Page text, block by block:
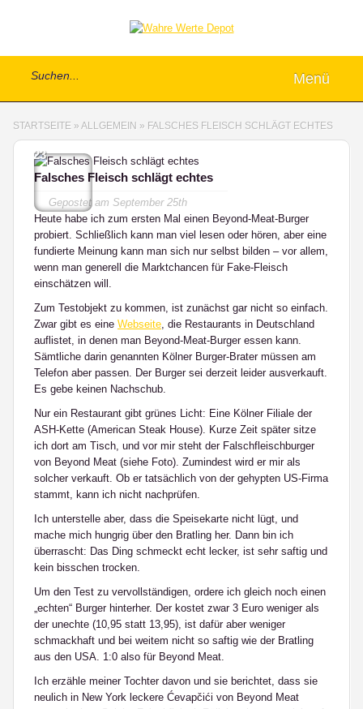
Menü
STARTSEITE » ALLGEMEIN » FALSCHES FLEISCH SCHLÄGT ECHTES
23
Falsches Fleisch schlägt echtes
Gepostet am September 25th
Heute habe ich zum ersten Mal einen Beyond-Meat-Burger
probiert. Schließlich kann man viel lesen oder hören, aber eine
fundierte Meinung kann man sich nur selbst bilden – vor allem,
wenn man generell die Marktchancen für Fake-Fleisch
einschätzen will.
Zum Testobjekt zu kommen, ist zunächst gar nicht so einfach.
Zwar gibt es eine Webseite, die Restaurants in Deutschland
auflistet, in denen man Beyond-Meat-Burger essen kann.
Sämtliche darin genannten Kölner Burger-Brater müssen am
Telefon aber passen. Der Burger sei derzeit leider ausverkauft.
Es gebe keinen Nachschub.
Nur ein Restaurant gibt grünes Licht: Eine Kölner Filiale der
ASH-Kette (American Steak House). Kurze Zeit später sitze
ich dort am Tisch, und vor mir steht der Falschfleischburger
von Beyond Meat (siehe Foto). Zumindest wird er mir als
solcher verkauft. Ob er tatsächlich von der gehypten US-Firma
stammt, kann ich nicht nachprüfen.
Ich unterstelle aber, dass die Speisekarte nicht lügt, und
mache mich hungrig über den Bratling her. Dann bin ich
überrascht: Das Ding schmeckt echt lecker, ist sehr saftig und
kein bisschen trocken.
Um den Test zu vervollständigen, ordere ich gleich noch einen
„echten“ Burger hinterher. Der kostet zwar 3 Euro weniger als
der unechte (10,95 statt 13,95), ist dafür aber weniger
schmackhaft und bei weitem nicht so saftig wie der Bratling
aus den USA. 1:0 also für Beyond Meat.
Ich erzähle meiner Tochter davon und sie berichtet, dass sie
neulich in New York leckere Ćevapčići von Beyond Meat